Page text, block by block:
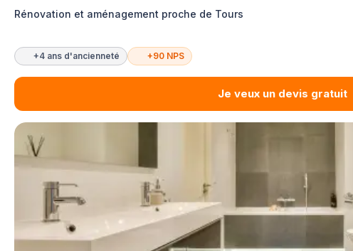
Rénovation et aménagement proche de Tours
+4 ans d'ancienneté +90 NPS
Je veux un devis gratuit